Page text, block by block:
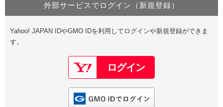
Value Domain Oneにログイン
Google
GMO ID Amazon
※AmazonはValue Domain Oneのログイン画面へ遷移します
Value Domain Oneアカウント作成
以下でも登録可能
Google Yahoo!
GMO ID
外部サービスでログイン（新規登録）
Yahoo! JAPAN IDやGMO IDを利用してログインや新規登録ができま
す。